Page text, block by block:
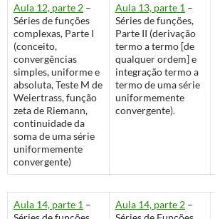
Aula 12, parte 2 –
Séries de funções
complexas, Parte I
(conceito,
convergências
simples, uniforme e
absoluta, Teste M de
Weiertrass, função
zeta de Riemann,
continuidade da
soma de uma série
uniformemente
convergente)
Aula 13, parte 1 –
Séries de funções,
Parte II (derivação
termo a termo [de
qualquer ordem] e
integração termo a
termo de uma série
uniformemente
convergente).
Aula 14, parte 1 –
Aula 14, parte 2 –